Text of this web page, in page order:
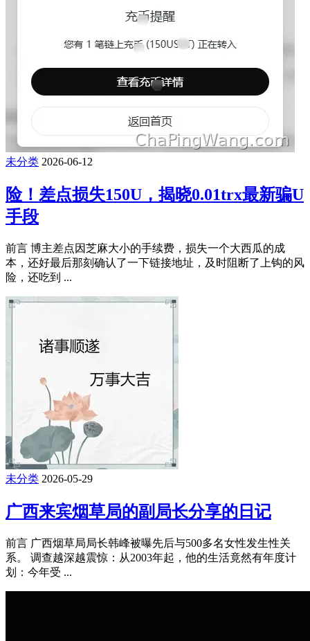
未分类 2026-06-12
险！差点损失150U，揭晓0.01trx最新骗U
手段
前言 博主差点因芝麻大小的手续费，损失一个大西瓜的成
本，还好最后那刻确认了一下链接地址，及时阻断了上钩的风
险，还吃到 ...
未分类 2026-05-29
广西来宾烟草局的副局长分享的日记
前言 广西烟草局局长韩峰被曝先后与500多名女性发生性关
系。 调查越深越震惊：从2003年起，他的生活竟然有年度计
划：今年受 ...